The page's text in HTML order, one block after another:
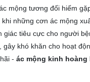
mộng tương đối hiếm
khi những cơn ác mộng
giác tiêu cực cho người
gây khó khăn cho hoạt
- ác mộng kinh hoàng